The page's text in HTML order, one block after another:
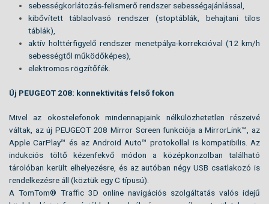
sebességkorlátozás-felismerő rendszer sebességajánlással,
kibővített táblaolvasó rendszer (stoptáblák, behajtani tilos
táblák),
aktív holttérfigyelő rendszer menetpálya-korrekcióval (12 km/h
sebességtől működőképes),
elektromos rögzítőfék.
Új PEUGEOT 208: konnektivitás felső fokon
Mivel az okostelefonok mindennapjaink nélkülözhetetlen részeivé
váltak, az új PEUGEOT 208 Mirror Screen funkciója a MirrorLink™, az
Apple CarPlay™ és az Android Auto™ protokollal is kompatibilis. Az
indukciós töltő kézenfekvő módon a középkonzolban található
tárolóban került elhelyezésre, és az autóban négy USB csatlakozó is
rendelkezésre áll (köztük egy C típusú).
A TomTom® Traffic 3D online navigációs szolgáltatás valós idejű